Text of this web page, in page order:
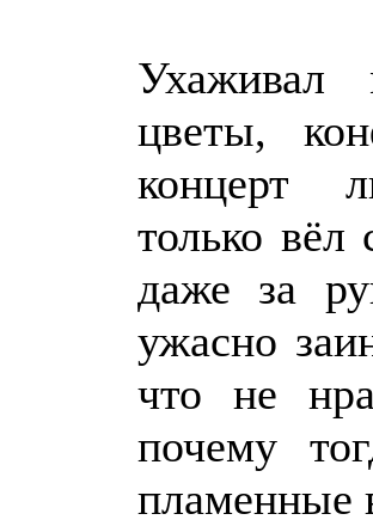
цветы,
концерт
только вёл
даже за
ужасно
что не
почему
пламенные